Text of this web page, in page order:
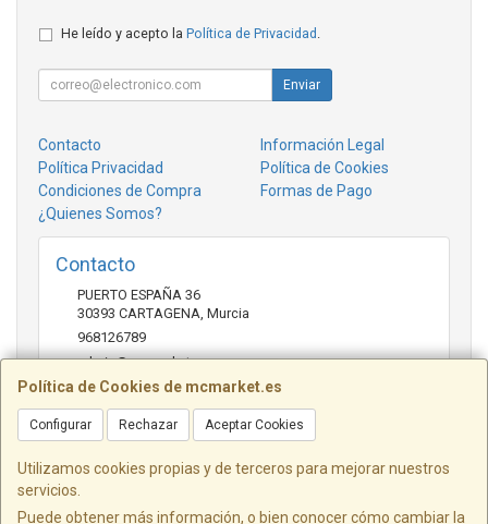
Política de Cookies de mcmarket.es
Configurar Rechazar Aceptar Cookies
Utilizamos cookies propias y de terceros para mejorar nuestros
servicios.
Puede obtener más información, o bien conocer cómo cambiar la
He leído y acepto la Política de Privacidad .
Enviar
Contacto
Información Legal
Política Privacidad
Política de Cookies
Condiciones de Compra
Formas de Pago
¿Quienes Somos?
Contacto
PUERTO ESPAÑA 36
30393 CARTAGENA, Murcia
968126789
admin@mcmarket.es
Horario
09:00-14:00